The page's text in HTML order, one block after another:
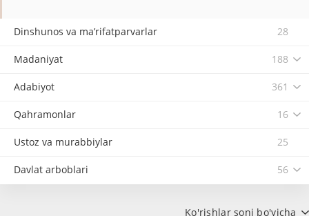
Dinshunos va ma’rifatparvarlar 28
Madaniyat 188
Adabiyot 361
Qahramonlar 16
Ustoz va murabbiylar 25
Davlat arboblari 56
Ko'rishlar soni bo'yicha